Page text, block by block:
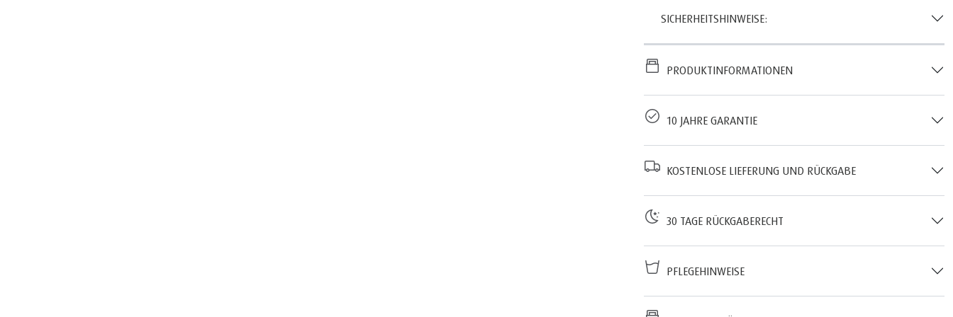
SICHERHEITSHINWEISE:
PRODUKTINFORMATIONEN
10 JAHRE GARANTIE
KOSTENLOSE LIEFERUNG UND RÜCKGABE
30 TAGE RÜCKGABERECHT
PFLEGEHINWEISE